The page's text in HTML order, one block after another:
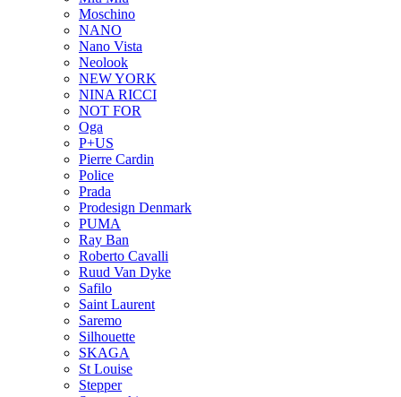
Moschino
NANO
Nano Vista
Neolook
NEW YORK
NINA RICCI
NOT FOR
Oga
P+US
Pierre Cardin
Police
Prada
Prodesign Denmark
PUMA
Ray Ban
Roberto Cavalli
Ruud Van Dyke
Safilo
Saint Laurent
Saremo
Silhouette
SKAGA
St Louise
Stepper